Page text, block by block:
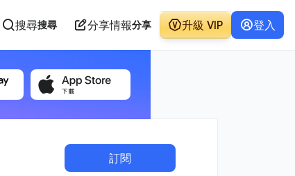
搜尋搜尋 分享情報分享 升級 VIP 登入
訂閱